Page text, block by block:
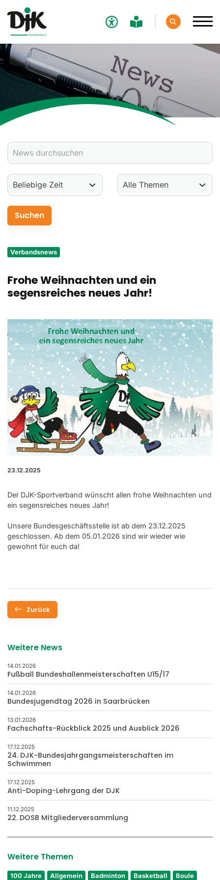
Verbandsnews
Frohe Weihnachten und ein
segensreiches neues Jahr!
23.12.2025
Der DJK-Sportverband wünscht allen frohe Weihnachten und
ein segensreiches neues Jahr!
Unsere Bundesgeschäftsstelle ist ab dem 23.12.2025
geschlossen. Ab dem 05.01.2026 sind wir wieder wie
gewohnt für euch da!
Zurück
Weitere News
14.01.2026
Fußball Bundeshallenmeisterschaften U15/17
14.01.2026
Bundesjugendtag 2026 in Saarbrücken
13.01.2026
Fachschafts-Rückblick 2025 und Ausblick 2026
17.12.2025
24. DJK-Bundesjahrgangsmeisterschaften im
Schwimmen
17.12.2025
Anti-Doping-Lehrgang der DJK
11.12.2025
22. DOSB Mitgliederversammlung
Weitere Themen
100 Jahre Allgemein Badminton Basketball Boule
Verband
Aktuelles
Verbands-News
Termine
Verantwortung
Aus- und Fortbildungen
Kontakt
Bundessportfest '26
DJK Sportjugend